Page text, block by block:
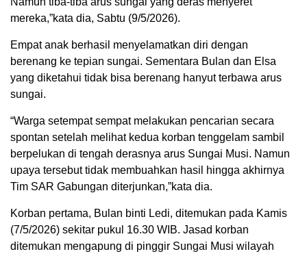
mereka,”kata dia, Sabtu (9/5/2026).
Empat anak berhasil menyelamatkan diri dengan
berenang ke tepian sungai. Sementara Bulan dan Elsa
yang diketahui tidak bisa berenang hanyut terbawa arus
sungai.
“Warga setempat sempat melakukan pencarian secara
spontan setelah melihat kedua korban tenggelam sambil
berpelukan di tengah derasnya arus Sungai Musi. Namun
upaya tersebut tidak membuahkan hasil hingga akhirnya
Tim SAR Gabungan diterjunkan,”kata dia.
Korban pertama, Bulan binti Ledi, ditemukan pada Kamis
(7/5/2026) sekitar pukul 16.30 WIB. Jasad korban
ditemukan mengapung di pinggir Sungai Musi wilayah